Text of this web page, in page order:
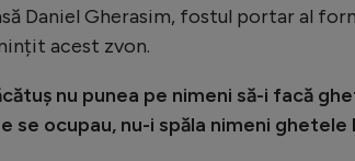
Daniel Gherasim, fostul portar al
acest zvon.
nu punea pe nimeni să-i facă
se ocupau, nu-i spăla nimeni ghetele